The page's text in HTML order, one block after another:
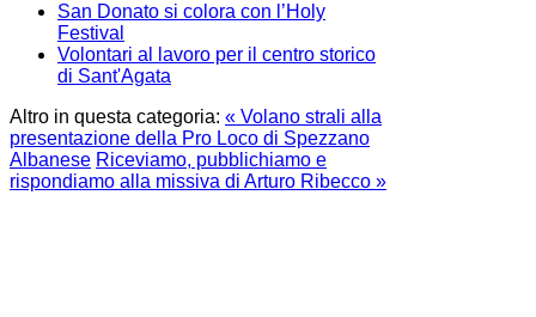
San Donato si colora con l’Holy
Festival
Volontari al lavoro per il centro storico
di Sant'Agata
Altro in questa categoria: « Volano strali alla
presentazione della Pro Loco di Spezzano
Albanese Riceviamo, pubblichiamo e
rispondiamo alla missiva di Arturo Ribecco »